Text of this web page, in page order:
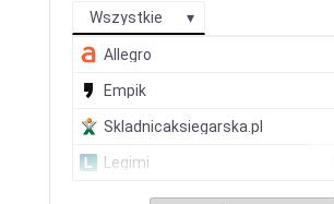
Wszystkie
Allegro
Empik
Skladnicaksiegarska.pl
Legimi